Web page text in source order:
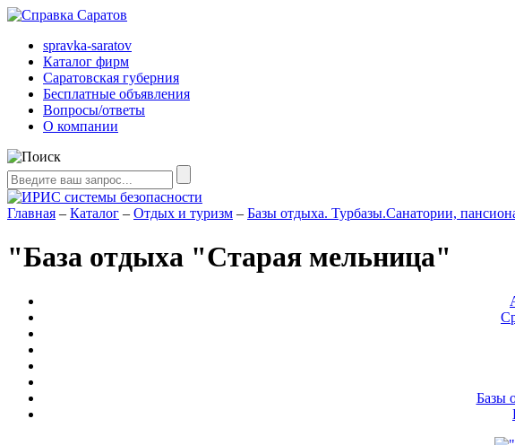
spravka-saratov
Каталог фирм
Саратовская губерния
Бесплатные объявления
Вопросы/ответы
О компании
Главная – Каталог – Отдых и туризм – Базы отдыха. Турбазы.Санатории,
"База отдыха "Старая мельница"
Базы